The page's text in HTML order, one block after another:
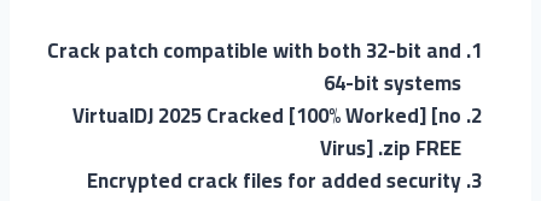
Crack patch compatible with both 32-bit and
64-bit systems
VirtualDJ 2025 Cracked [100% Worked] [no
Virus] .zip FREE
Encrypted crack files for added security